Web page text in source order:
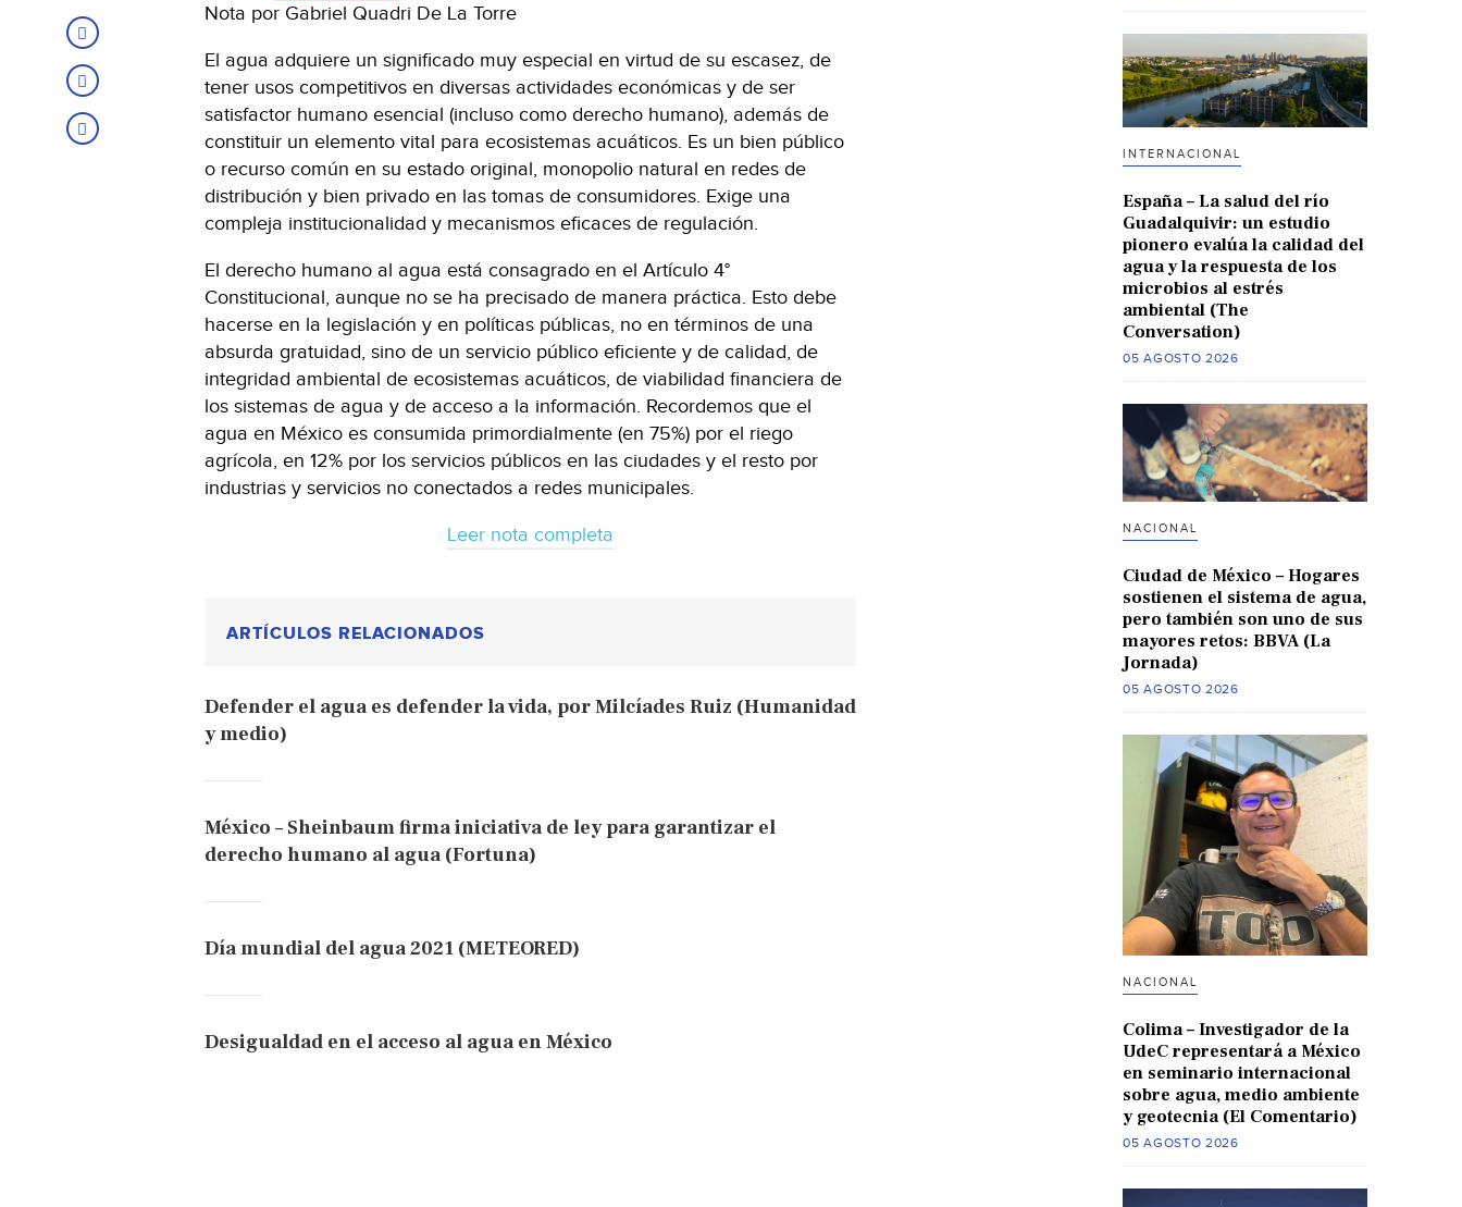
Nota por Gabriel Quadri De La Torre
El agua adquiere un significado muy especial en virtud de su escasez, de
tener usos competitivos en diversas actividades económicas y de ser
satisfactor humano esencial (incluso como derecho humano), además de
constituir un elemento vital para ecosistemas acuáticos. Es un bien público
o recurso común en su estado original, monopolio natural en redes de
distribución y bien privado en las tomas de consumidores. Exige una
compleja institucionalidad y mecanismos eficaces de regulación.
El derecho humano al agua está consagrado en el Artículo 4°
Constitucional, aunque no se ha precisado de manera práctica. Esto debe
hacerse en la legislación y en políticas públicas, no en términos de una
absurda gratuidad, sino de un servicio público eficiente y de calidad, de
integridad ambiental de ecosistemas acuáticos, de viabilidad financiera de
los sistemas de agua y de acceso a la información. Recordemos que el
agua en México es consumida primordialmente (en 75%) por el riego
agrícola, en 12% por los servicios públicos en las ciudades y el resto por
industrias y servicios no conectados a redes municipales.
Leer nota completa
ARTÍCULOS RELACIONADOS
Defender el agua es defender la vida, por Milcíades Ruiz (Humanidad
y medio)
México – Sheinbaum firma iniciativa de ley para garantizar el
derecho humano al agua (Fortuna)
Día mundial del agua 2021 (METEORED)
Desigualdad en el acceso al agua en México
INTERNACIONAL
España – La salud del río
Guadalquivir: un estudio
pionero evalúa la calidad del
agua y la respuesta de los
microbios al estrés
ambiental (The
Conversation)
05 AGOSTO 2026
NACIONAL
Ciudad de México – Hogares
sostienen el sistema de agua,
pero también son uno de sus
mayores retos: BBVA (La
Jornada)
05 AGOSTO 2026
NACIONAL
Colima – Investigador de la
UdeC representará a México
en seminario internacional
sobre agua, medio ambiente
y geotecnia (El Comentario)
05 AGOSTO 2026